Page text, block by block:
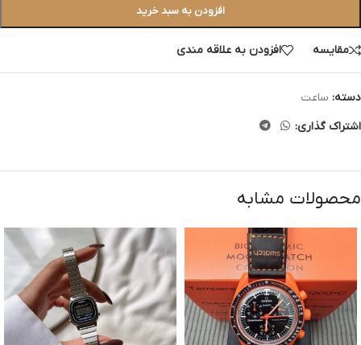
افزودن به سبد خرید
مقایسه افزودن به علاقه مندی
دسته: ساعت
اشتراک گذاری:
محصولات مشابه